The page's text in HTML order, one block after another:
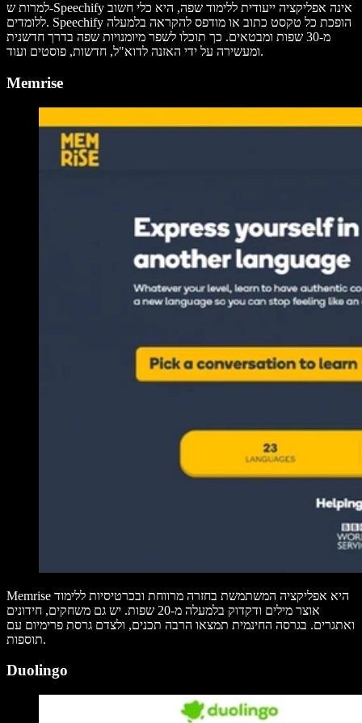
למרות ש-Speechify אינה אפליקציה ייעודית ללימוד שפה, היא כלי חשוב
ללומדים. Speechify הופכת כל טקסט כתוב או מודפס להקראה בלמעלה
מ-30 שפות ומבטאים. כך תוכלו לשפר מיומנויות שפה בדרך חדשנית
ומעשירה על ידי האזנה לדוא"ל, חדשות, פוסטים ועוד.
Memrise
Memrise היא אפליקציה המשתמשת בחזרה מרווחת ובכרטיסיות ללימוד
אוצר מילים ודקדוק בלמעלה מ-20 שפות. יש גם משחקים, חידונים
ואתגרים. בגרסה החינמית תמצאו הרבה תכנים, ולצדם גרסת פרימיום עם
תוספות.
Duolingo